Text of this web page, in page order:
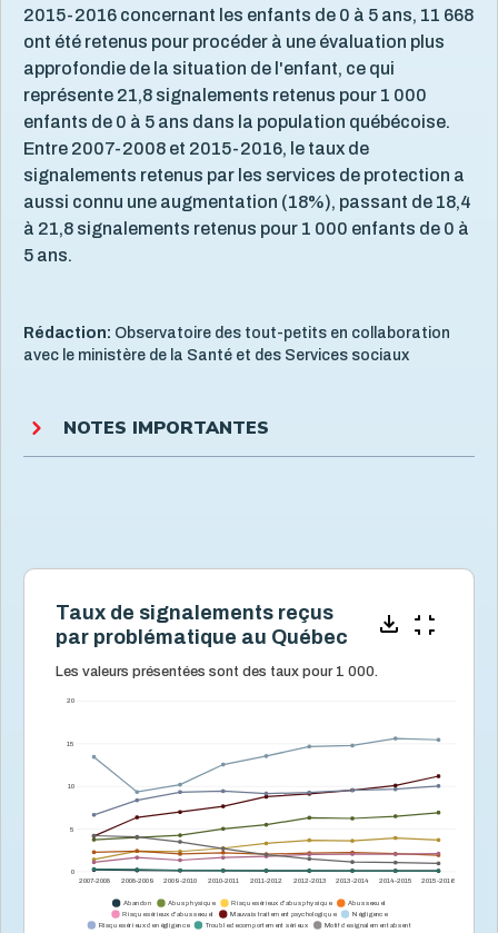
2015-2016 concernant les enfants de 0 à 5 ans, 11 668
ont été retenus pour procéder à une évaluation plus
approfondie de la situation de l'enfant, ce qui
représente 21,8 signalements retenus pour 1 000
enfants de 0 à 5 ans dans la population québécoise.
Entre 2007-2008 et 2015-2016, le taux de
signalements retenus par les services de protection a
aussi connu une augmentation (18%), passant de 18,4
à 21,8 signalements retenus pour 1 000 enfants de 0 à
5 ans.
Rédaction: Observatoire des tout-petits en collaboration
avec le ministère de la Santé et des Services sociaux
NOTES IMPORTANTES
Taux de signalements reçus
par problématique au Québec
Les valeurs présentées sont des taux pour 1 000.
2007-2008 2008-2009 2009-2010 2010-2011 2011-2012 2012-2013 2013-2014 2014-2015 2015-2016
0
5
10
15
20
Abandon Abus physique Risque sérieux d'abus physique
Abus sexuel
Risque sérieux d'abus sexuel
Mauvais traitement psychologique
Négligence
Risque sérieux de négligence
Trouble de comportement sérieux Motif de signalement absent